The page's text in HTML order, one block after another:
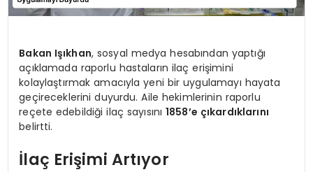
Bakan Işıkhan, sosyal medya hesabından yaptığı
açıklamada raporlu hastaların ilaç erişimini
kolaylaştırmak amacıyla yeni bir uygulamayı hayata
geçireceklerini duyurdu. Aile hekimlerinin raporlu
reçete edebildiği ilaç sayısını1858’e çıkardıklarını
belirtti.
İlaç Erişimi Artıyor